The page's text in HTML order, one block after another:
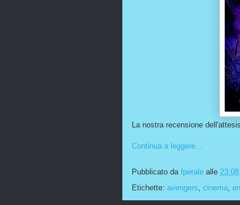
La nostra recensione
Continua a leggere...
Pubblicato da fperale alle 23:08
Etichette: avengers cinema